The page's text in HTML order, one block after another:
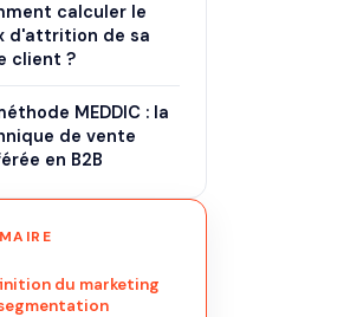
calculer le
d'attrition de sa
client ?
MEDDIC : la
de vente
en B2B
du marketing